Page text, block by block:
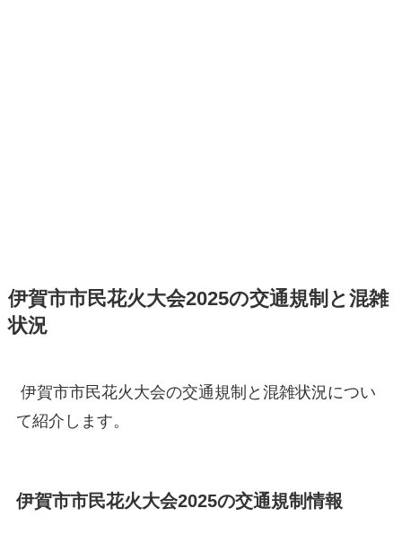
伊賀市市民花火大会2025の交通規制と混雑
状況
伊賀市市民花火大会の交通規制と混雑状況につい
て紹介します。
伊賀市市民花火大会2025の交通規制情報